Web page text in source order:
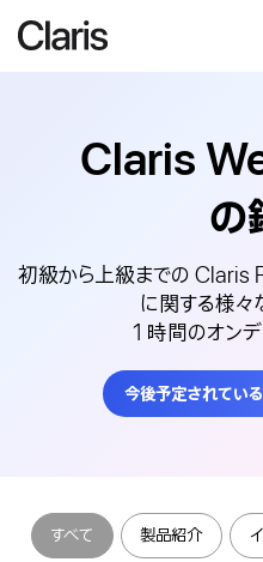
Claris
の
初級から上級までの
に関する様々
1 時間のオンデ
今後予定されてい
すべて 製品紹介